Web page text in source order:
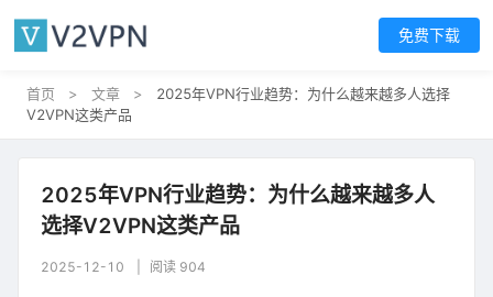
免费下载
首页 > 文章 >
2025年VPN行业趋势：为什么越来越多人选择
V2VPN这类产品
2025年VPN行业趋势：为什么越来越多人
选择V2VPN这类产品
2025-12-10 阅读 904